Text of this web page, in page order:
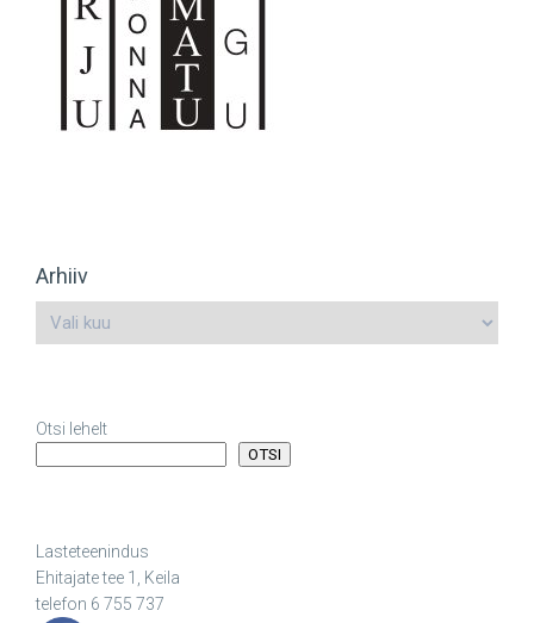
Arhiiv
Otsi lehelt
OTSI
Lasteteenindus
Ehitajate tee 1, Keila
telefon 6 755 737